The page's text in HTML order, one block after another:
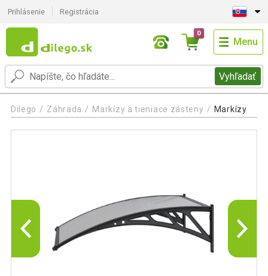
Prihlásenie Registrácia
Vyhľadať
0
Menu
Dilego Záhrada Markízy a tieniace zásteny Markízy